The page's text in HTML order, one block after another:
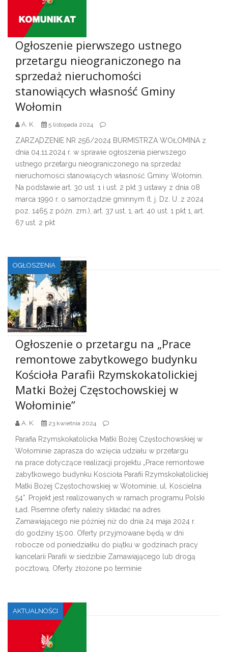
Ogłoszenie pierwszego ustnego
przetargu nieograniczonego na
sprzedaż nieruchomości
stanowiących własność Gminy
Wołomin
A. K. 5 listopada 2024
ZARZĄDZENIE NR 256/2024 BURMISTRZA WOŁOMINA z
dnia 04.11.2024 r. w sprawie ogłoszenia pierwszego
ustnego przetargu nieograniczonego na sprzedaż
nieruchomości stanowiących własność Gminy Wołomin.
Na podstawie art. 30 ust. 1 i ust. 2 pkt 3 ustawy z dnia 08
marca 1990 r. o samorządzie gminnym (t. j. Dz. U. z 2024
poz. 1465 z późn. zm.), art. 37 ust. 1, art. 40 ust. 1 pkt 1, art.
67 ust. 2 pkt
OGŁOSZENIA
Ogłoszenie o przetargu na „Prace
remontowe zabytkowego budynku
Kościoła Parafii Rzymskokatolickiej
Matki Bożej Częstochowskiej w
Wołominie”
A. K. 23 kwietnia 2024
Parafia Rzymskokatolicka Matki Bożej Częstochowskiej w
Wołominie zaprasza do wzięcia udziału w przetargu
na prace dotyczące realizacji projektu „Prace remontowe
zabytkowego budynku Kościoła Parafii Rzymskokatolickiej
Matki Bożej Częstochowskiej w Wołominie, ul. Kościelna
54”. Projekt jest realizowanych w ramach programu Polski
Ład. Pisemne oferty należy składać na adres
Zamawiającego nie później niż do dnia 24 maja 2024 r.
do godziny 15:00. Oferty przyjmowane będą w dni
robocze od poniedziałku do piątku w godzinach pracy
kancelarii Parafii w siedzibie Zamawiającego lub drogą
pocztową. Oferty złożone po terminie
AKTUALNOŚCI